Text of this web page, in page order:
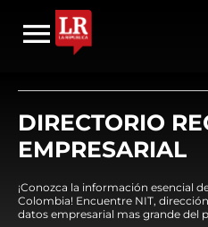
DIRECTORIO
EMPRESARIAL
¡Conozca la información esencial
Colombia! Encuentre NIT,
datos empresarial mas grande del